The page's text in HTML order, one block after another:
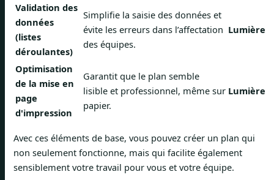
Validation des
données
(listes
déroulantes)
Simplifie la saisie des données et
évite les erreurs dans l’affectation
des équipes.
Lumière
Optimisation
de la mise en
page
d'impression
Garantit que le plan semble
lisible et professionnel, même sur
papier.
Lumière
Avec ces éléments de base, vous pouvez créer un plan qui
non seulement fonctionne, mais qui facilite également
sensiblement votre travail pour vous et votre équipe.